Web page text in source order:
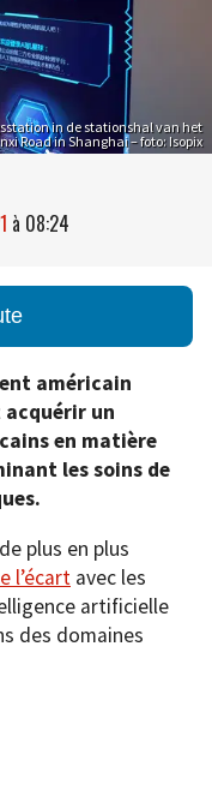
in de stationshal van het
Road in Shanghai – foto: Isopix
à 08:24
américain
un
en matière
les soins de
plus en plus
l’écart avec les
artificielle
des domaines